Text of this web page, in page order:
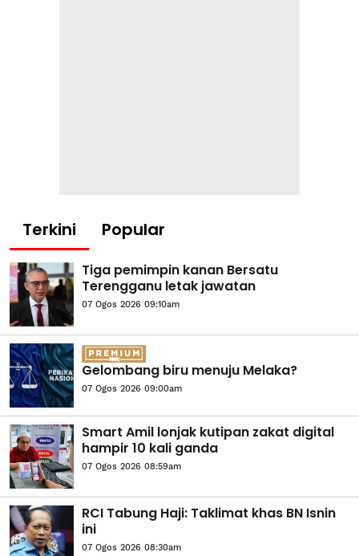
Terkini Popular
Tiga pemimpin kanan Bersatu
Terengganu letak jawatan
07 Ogos 2026 09:10am
Gelombang biru menuju Melaka?
07 Ogos 2026 09:00am
Smart Amil lonjak kutipan zakat digital
hampir 10 kali ganda
07 Ogos 2026 08:59am
RCI Tabung Haji: Taklimat khas BN Isnin
ini
07 Ogos 2026 08:30am